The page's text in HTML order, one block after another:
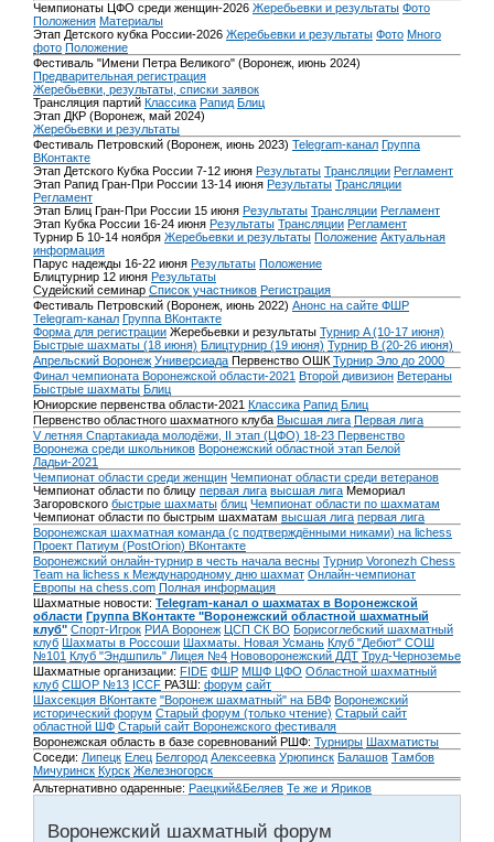
Чемпионаты ЦФО среди женщин-2026 Жеребьевки и результаты Фото
Положения Материалы
Этап Детского кубка России-2026 Жеребьевки и результаты Фото Много
фото Положение
Фестиваль "Имени Петра Великого" (Воронеж, июнь 2024)
Предварительная регистрация
Жеребьевки, результаты, списки заявок
Трансляция партий Классика Рапид Блиц
Этап ДКР (Воронеж, май 2024)
Жеребьевки и результаты
Фестиваль Петровский (Воронеж, июнь 2023) Telegram-канал Группа
ВКонтакте
Этап Детского Кубка России 7-12 июня Результаты Трансляции Регламент
Этап Рапид Гран-При России 13-14 июня Результаты Трансляции
Регламент
Этап Блиц Гран-При России 15 июня Результаты Трансляции Регламент
Этап Кубка России 16-24 июня Результаты Трансляции Регламент
Турнир Б 10-14 ноября Жеребьевки и результаты Положение Актуальная
информация
Парус надежды 16-22 июня Результаты Положение
Блицтурнир 12 июня Результаты
Судейский семинар Список участников Регистрация
Фестиваль Петровский (Воронеж, июнь 2022) Анонс на сайте ФШР
Telegram-канал Группа ВКонтакте
Форма для регистрации Жеребьевки и результаты Турнир A (10-17 июня)
Быстрые шахматы (18 июня) Блицтурнир (19 июня) Турнир B (20-26 июня)
Апрельский Воронеж Универсиада Первенство ОШК Турнир Эло до 2000
Финал чемпионата Воронежской области-2021 Второй дивизион Ветераны
Быстрые шахматы Блиц
Юниорские первенства области-2021 Классика Рапид Блиц
Первенство областного шахматного клуба Высшая лига Первая лига
V летняя Спартакиада молодёжи, II этап (ЦФО) 18-23 Первенство
Воронежа среди школьников Воронежский областной этап Белой
Ладьи-2021
Чемпионат области среди женщин Чемпионат области среди ветеранов
Чемпионат области по блицу первая лига высшая лига Мемориал
Загоровского быстрые шахматы блиц Чемпионат области по шахматам
Чемпионат области по быстрым шахматам высшая лига первая лига
Воронежская шахматная команда (с подтверждёнными никами) на lichess
Проект Патиум (PostOrion) ВКонтакте
Воронежский онлайн-турнир в честь начала весны Турнир Voronezh Chess
Team на lichess к Международному дню шахмат Онлайн-чемпионат
Европы на chess.com Полная информация
Шахматные новости: Telegram-канал о шахматах в Воронежской
области Группа ВКонтакте "Воронежский областной шахматный
клуб" Спорт-Игрок РИА Воронеж ЦСП СК ВО Борисоглебский шахматный
клуб Шахматы в Россоши Шахматы. Новая Усмань Клуб "Дебют" СОШ
№101 Клуб "Эндшпиль" Лицея №4 Нововоронежский ДДТ Труд-Черноземье
Шахматные организации: FIDE ФШР МШФ ЦФО Областной шахматный
клуб СШОР №13 ICCF РАЗШ: форум сайт
Шахсекция ВКонтакте "Воронеж шахматный" на БВФ Воронежский
исторический форум Cтарый форум (только чтение) Старый сайт
областной ШФ Старый сайт Воронежского фестиваля
Воронежская область в базе соревнований РШФ: Турниры Шахматисты
Соседи: Липецк Елец Белгород Алексеевка Урюпинск Балашов Тамбов
Мичуринск Курск Железногорск
Альтернативно одаренные: Раецкий&Беляев Те же и Яриков
Воронежский шахматный форум